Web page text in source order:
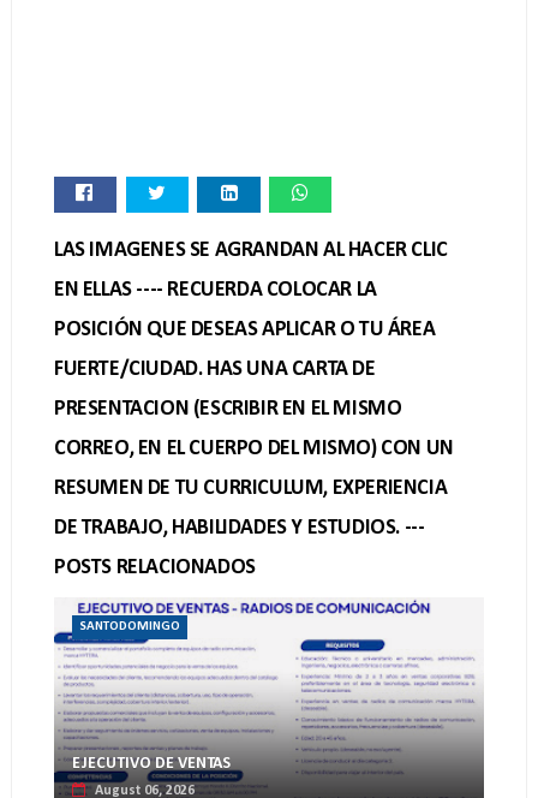
LAS IMAGENES SE AGRANDAN AL HACER CLIC
EN ELLAS ---- RECUERDA COLOCAR LA
POSICIÓN QUE DESEAS APLICAR O TU ÁREA
FUERTE/CIUDAD. HAS UNA CARTA DE
PRESENTACION (ESCRIBIR EN EL MISMO
CORREO, EN EL CUERPO DEL MISMO) CON UN
RESUMEN DE TU CURRICULUM, EXPERIENCIA
DE TRABAJO, HABILIDADES Y ESTUDIOS. ---
POSTS RELACIONADOS
SANTODOMINGO
EJECUTIVO DE VENTAS
August 06, 2026